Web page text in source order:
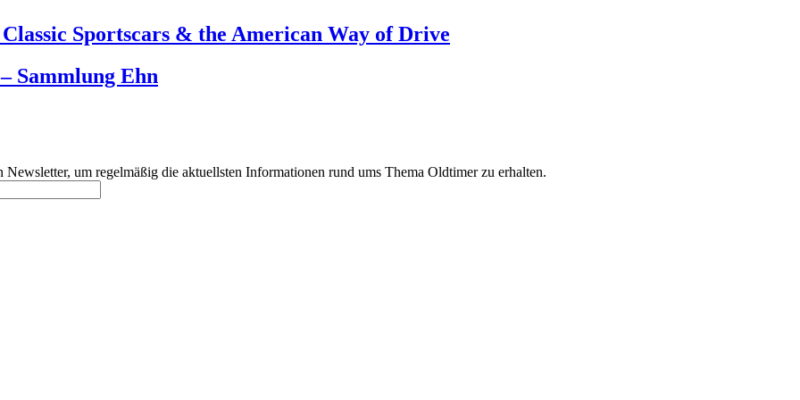
Sportscars & the American Way of Drive
Sammlung Ehn
Newsletter, um regelmäßig die aktuellsten Informationen rund ums Thema Oldtimer zu erhalten.